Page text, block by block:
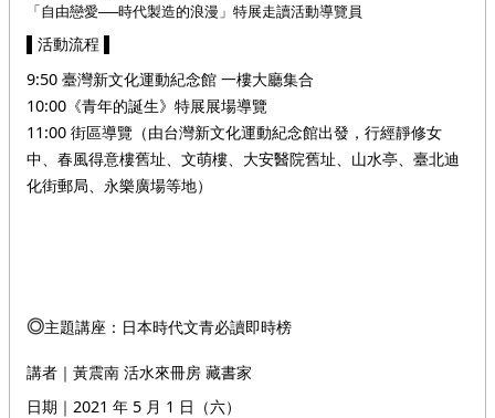
「自由戀愛──時代製造的浪漫」特展走讀活動導覽員
▌活動流程 ▌
9:50 臺灣新文化運動紀念館 一樓大廳集合
10:00《青年的誕生》特展展場導覽
11:00 街區導覽（由台灣新文化運動紀念館出發，行經靜修女
中、春風得意樓舊址、文萌樓、大安醫院舊址、山水亭、臺北迪
化街郵局、永樂廣場等地）
◎主題講座：日本時代文青必讀即時榜
講者｜黃震南 活水來冊房 藏書家
日期｜2021 年 5 月 1 日（六）